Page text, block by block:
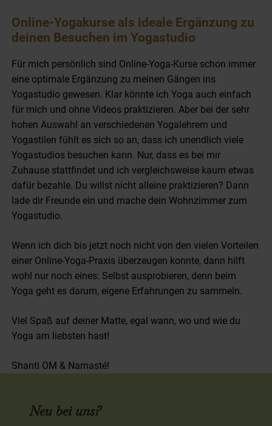
Online-Yogakurse als ideale Ergänzung zu
deinen Besuchen im Yogastudio
Für mich persönlich sind Online-Yoga-Kurse schon immer
eine optimale Ergänzung zu meinen Gängen ins
Yogastudio gewesen. Klar könnte ich Yoga auch einfach
für mich und ohne Videos praktizieren. Aber bei der sehr
hohen Auswahl an verschiedenen Yogalehrern und
Yogastilen fühlt es sich so an, dass ich unendlich viele
Yogastudios besuchen kann. Nur, dass es bei mir
Zuhause stattfindet und ich vergleichsweise kaum etwas
dafür bezahle. Du willst nicht alleine praktizieren? Dann
lade dir Freunde ein und mache dein Wohnzimmer zum
Yogastudio.
Wenn ich dich bis jetzt noch nicht von den vielen Vorteilen
einer Online-Yoga-Praxis überzeugen konnte, dann hilft
wohl nur noch eines: Selbst ausprobieren, denn beim
Yoga geht es darum, eigene Erfahrungen zu sammeln.
Viel Spaß auf deiner Matte, egal wann, wo und wie du
Yoga am liebsten hast!
Shanti OM & Namasté!
Neu bei uns?